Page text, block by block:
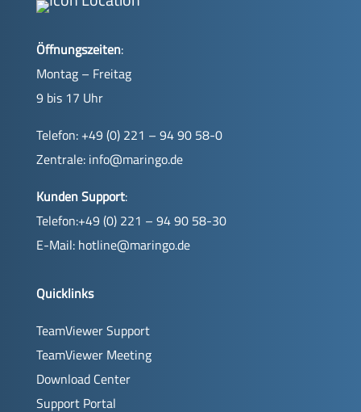
Öffnungszeiten:
Montag – Freitag
9 bis 17 Uhr
Telefon: +49 (0) 221 – 94 90 58-0
Zentrale: info@maringo.de
Kunden Support:
Telefon:+49 (0) 221 – 94 90 58-30
E-Mail: hotline@maringo.de
Quicklinks
TeamViewer Support
TeamViewer Meeting
Download Center
Support Portal